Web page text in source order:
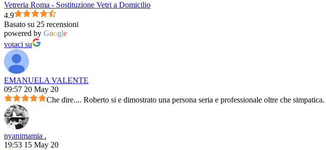
Vetreria Roma - Sostituzione Vetri a Domicilio
4.9
Basato su 25 recensioni
powered by Google
votaci su
EMANUELA VALENTE
09:57 20 May 20
Che dire.... Roberto si e dimostrato una persona seria e professionale oltre che
nyanimamia .
19:53 15 May 20